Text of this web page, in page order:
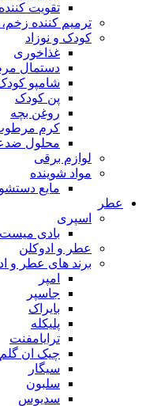
تقویت
ترمیم کننده
کودک و نوزاد
غذاخوری
دستمال
شامپو
پن کودک
روغن بچه
کرم
محلول
لوازم برقی
مواد شوینده
مایع
عطر
اسپری
بادی میست
عطر و ادوکلن
برند های عطر و
امپر
جاسپر
بایراک
پلیکله
ترایامفنت
چیک ان گلم
سیگار
سلبون
سدیوس